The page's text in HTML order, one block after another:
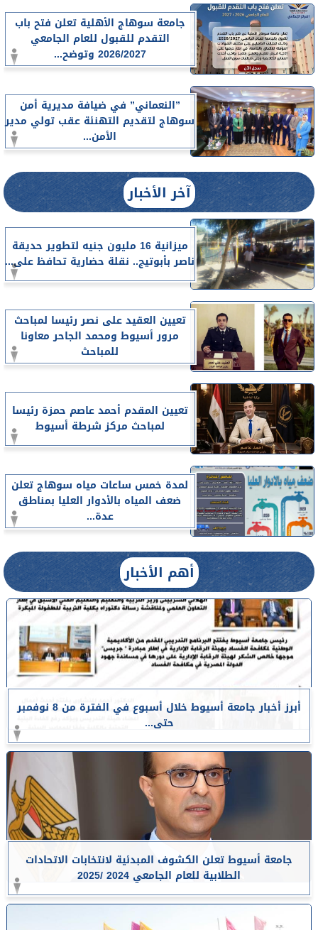
جامعة سوهاج الأهلية تعلن فتح باب
التقدم للقبول للعام الجامعي
2026/2027 وتوضح...
”النعماني” في ضيافة مديرية أمن
سوهاج لتقديم التهنئة عقب تولي مدير
الأمن...
آخر الأخبار
ميزانية 16 مليون جنيه لتطوير حديقة
ناصر بأبوتيج.. نقلة حضارية تحافظ على...
تعيين العقيد على نصر رئيسا لمباحث
مرور أسيوط ومحمد الجاحر معاونا
للمباحث
تعيين المقدم أحمد عاصم حمزة رئيسا
لمباحث مركز شرطة أسيوط
لمدة خمس ساعات مياه سوهاج تعلن
ضعف المياه بالأدوار العليا بمناطق
عدة...
أهم الأخبار
أبرز أخبار جامعة أسيوط خلال أسبوع في الفترة من 8 نوفمبر
حتى...
جامعة أسيوط تعلن الكشوف المبدئية لانتخابات الاتحادات
الطلابية للعام الجامعي 2024 /2025